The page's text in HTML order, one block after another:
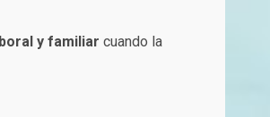
y familiar cuando la